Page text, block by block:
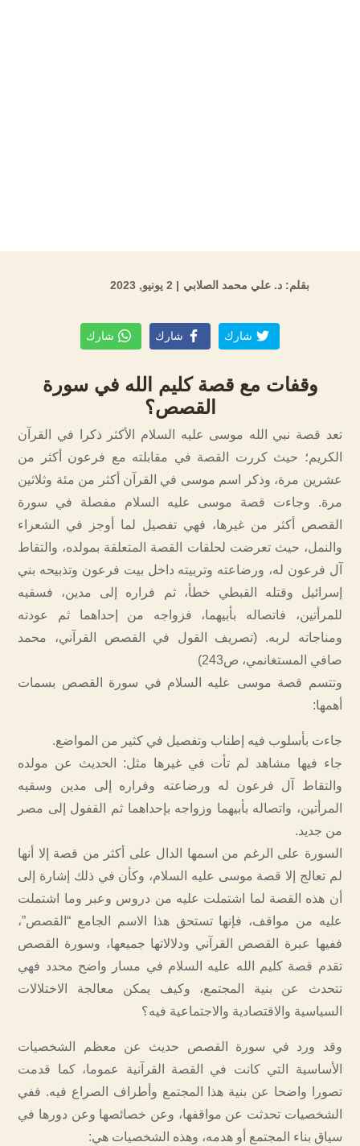
بقلم: د. علي محمد الصلابي | 2 يونيو, 2023
شارك شارك شارك
وقفات مع قصة كليم الله في سورة
القصص؟
تعد قصة نبي الله موسى عليه السلام الأكثر ذكرا في القرآن
الكريم؛ حيث كررت القصة في مقابلته مع فرعون أكثر من
عشرين مرة، وذكر اسم موسى في القرآن أكثر من مئة وثلاثين
مرة. وجاءت قصة موسى عليه السلام مفصلة في سورة
القصص أكثر من غيرها، فهي تفصيل لما أوجز في الشعراء
والنمل، حيث تعرضت لحلقات القصة المتعلقة بمولده، والتقاط
آل فرعون له، ورضاعته وتربيته داخل بيت فرعون وتذبيحه بني
إسرائيل وقتله القبطي خطأ، ثم فراره إلى مدين، فسقيه
للمرأتين، فاتصاله بأبيهما، فزواجه من إحداهما ثم عودته
ومناجاته لربه. (تصريف القول في القصص القرآني، محمد
صافي المستغانمي، ص243)
وتتسم قصة موسى عليه السلام في سورة القصص بسمات
أهمها:
جاءت بأسلوب فيه إطناب وتفصيل في كثير من المواضع.
جاء فيها مشاهد لم تأت في غيرها مثل: الحديث عن مولده
والتقاط آل فرعون له ورضاعته وفراره إلى مدين وسقيه
المرأتين، واتصاله بأبيهما وزواجه بإحداهما ثم القفول إلى مصر
من جديد.
السورة على الرغم من اسمها الدال على أكثر من قصة إلا أنها
لم تعالج إلا قصة موسى عليه السلام، وكأن في ذلك إشارة إلى
أن هذه القصة لما اشتملت عليه من دروس وعبر وما اشتملت
عليه من مواقف، فإنها تستحق هذا الاسم الجامع “القصص”،
ففيها عبرة القصص القرآني ودلالاتها جميعها، وسورة القصص
تقدم قصة كليم الله عليه السلام في مسار واضح محدد فهي
تتحدث عن بنية المجتمع، وكيف يمكن معالجة الاختلالات
السياسية والاقتصادية والاجتماعية فيه؟
وقد ورد في سورة القصص حديث عن معظم الشخصيات
الأساسية التي كانت في القصة القرآنية عموما، كما قدمت
تصورا واضحا عن بنية هذا المجتمع وأطراف الصراع فيه. ففي
الشخصيات تحدثت عن مواقفها، وعن خصائصها وعن دورها في
سياق بناء المجتمع أو هدمه، وهذه الشخصيات هي: